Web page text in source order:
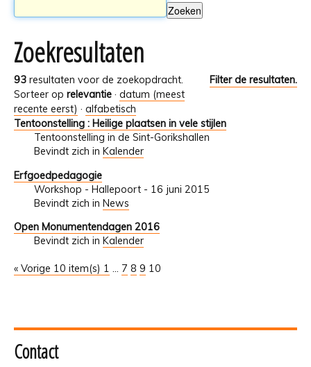
Zoekresultaten
93 resultaten voor de zoekopdracht.
Filter de resultaten.
Sorteer op relevantie · datum (meest
recente eerst) · alfabetisch
Tentoonstelling : Heilige plaatsen in vele stijlen
Tentoonstelling in de Sint-Gorikshallen
Bevindt zich in Kalender
Erfgoedpedagogie
Workshop - Hallepoort - 16 juni 2015
Bevindt zich in News
Open Monumentendagen 2016
Bevindt zich in Kalender
« Vorige 10 item(s) 1 ... 7 8 9 10
Contact